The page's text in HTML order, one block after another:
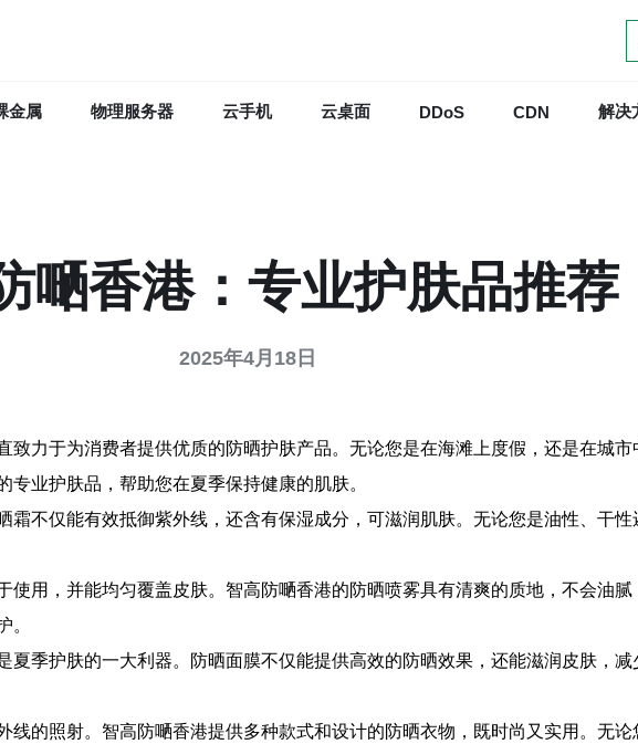
金属 物理服务器 云手机 云桌面 DDoS CDN 解决
嗮香港：专业护肤品推荐
2025年4月18日
力于为消费者提供优质的防晒护肤产品。无论您是在海滩上度假，还是在城
业护肤品，帮助您在夏季保持健康的肌肤。
不仅能有效抵御紫外线，还含有保湿成分，可滋润肌肤。无论您是油性、干
用，并能均匀覆盖皮肤。智高防嗮香港的防晒喷雾具有清爽的质地，不会油
。
季护肤的一大利器。防晒面膜不仅能提供高效的防晒效果，还能滋润皮肤，
的照射。智高防嗮香港提供多种款式和设计的防晒衣物，既时尚又实用。无